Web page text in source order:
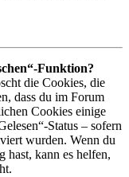
Funktion?
die Cookies, die
dass du im Forum
Cookies einige
Status – sofern
wurden. Wenn du
hast, kann es helfen,